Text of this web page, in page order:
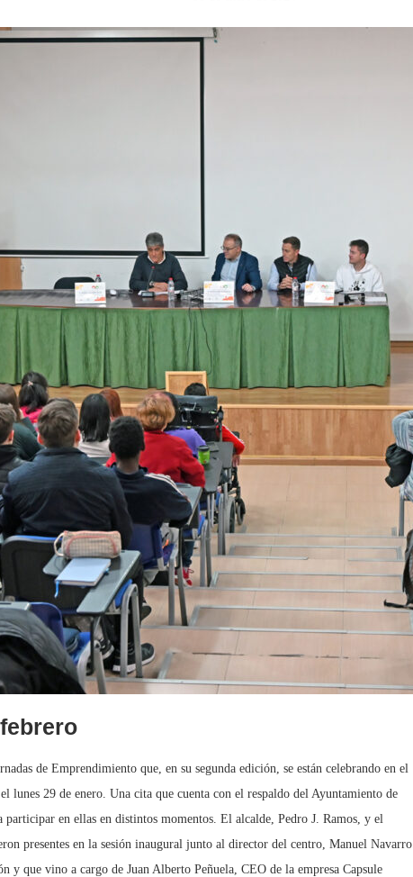
de Emprendimiento que, en su segunda edición, se están celebrando en el
lunes 29 de enero. Una cita que cuenta con el respaldo del Ayuntamiento de
participar en ellas en distintos momentos. El alcalde, Pedro J. Ramos, y el
presentes en la sesión inaugural junto al director del centro, Manuel Navarro.
y que vino a cargo de Juan Alberto Peñuela, CEO de la empresa Capsule